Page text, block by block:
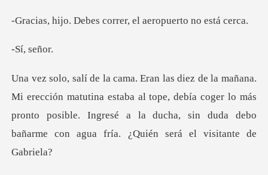
es correr, el aerop
señ
tina estaba al tope, debía coger lo más
pronto posible. Ingresé a la ducha,